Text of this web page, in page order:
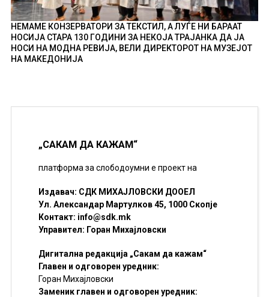
НЕМАМЕ КОНЗЕРВАТОРИ ЗА ТЕКСТИЛ, А ЛУЃЕ НИ БАРААТ
НОСИЈА СТАРА 130 ГОДИНИ ЗА НЕКОЈА ТРАЈАНКА ДА ЈА
НОСИ НА МОДНА РЕВИЈА, ВЕЛИ ДИРЕКТОРОТ НА МУЗЕЈОТ
НА МАКЕДОНИЈА
„САКАМ ДА КАЖАМ“
платформа за слободоумни е проект на
Издавач: СДК МИХАЈЛОВСКИ ДООЕЛ
Ул. Александар Мартулков 45, 1000 Скопје
Контакт: info@sdk.mk
Управител: Горан Михајловски
Дигитална редакција „Сакам да кажам“
Главен и одговорен уредник:
Горан Михајловски
Заменик главен и одговорен уредник: